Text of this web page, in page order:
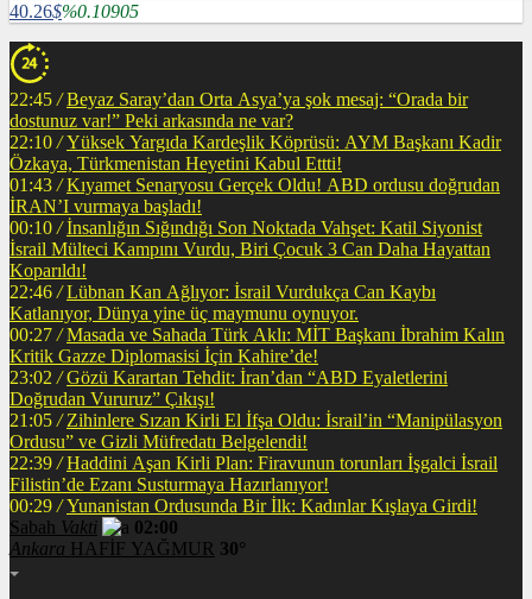
40.26$%0.10905
22:45 / Beyaz Saray’dan Orta Asya’ya şok mesaj: “Orada bir
dostunuz var!” Peki arkasında ne var?
22:10 / Yüksek Yargıda Kardeşlik Köprüsü: AYM Başkanı Kadir
Özkaya, Türkmenistan Heyetini Kabul Ettti!
01:43 / Kıyamet Senaryosu Gerçek Oldu! ABD ordusu doğrudan
İRAN’I vurmaya başladı!
00:10 / İnsanlığın Sığındığı Son Noktada Vahşet: Katil Siyonist
İsrail Mülteci Kampını Vurdu, Biri Çocuk 3 Can Daha Hayattan
Koparıldı!
22:46 / Lübnan Kan Ağlıyor: İsrail Vurdukça Can Kaybı
Katlanıyor, Dünya yine üç maymunu oynuyor.
00:27 / Masada ve Sahada Türk Aklı: MİT Başkanı İbrahim Kalın
Kritik Gazze Diplomasisi İçin Kahire’de!
23:02 / Gözü Karartan Tehdit: İran’dan “ABD Eyaletlerini
Doğrudan Vururuz” Çıkışı!
21:05 / Zihinlere Sızan Kirli El İfşa Oldu: İsrail’in “Manipülasyon
Ordusu” ve Gizli Müfredatı Belgelendi!
22:39 / Haddini Aşan Kirli Plan: Firavunun torunları İşgalci İsrail
Filistin’de Ezanı Susturmaya Hazırlanıyor!
00:29 / Yunanistan Ordusunda Bir İlk: Kadınlar Kışlaya Girdi!
Sabah Vakti
02:00
Ankara HAFİF YAĞMUR 30°